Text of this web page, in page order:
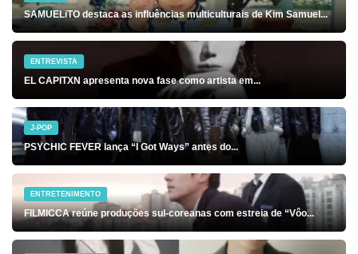
SAMUELiTO destaca as influências multiculturais de Kim Samuel...
ENTREVISTA
EL CAPITXN apresenta nova fase como artista em...
J-POP
PSYCHIC FEVER lança “I Got Ways” antes do...
ENTRETENIMENTO
FILMICCA reúne produções sul-coreanas com estreia de “Vôo...